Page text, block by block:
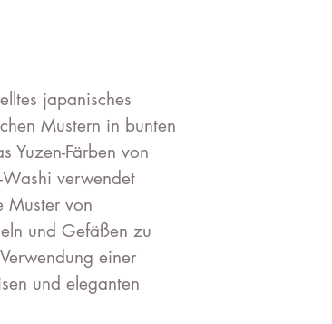
japanisches
Mustern in bunten
Yuzen-Färben von
Washi verwendet
Muster von
und Gefäßen zu
einer
und eleganten